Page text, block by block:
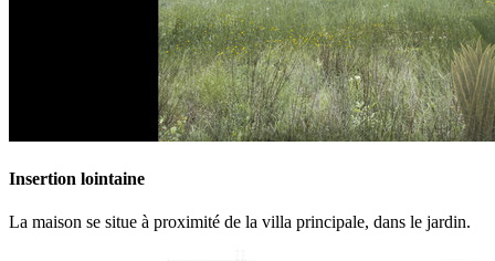
Insertion lointaine
La maison se situe à proximité de la villa principale, dans le jardin.